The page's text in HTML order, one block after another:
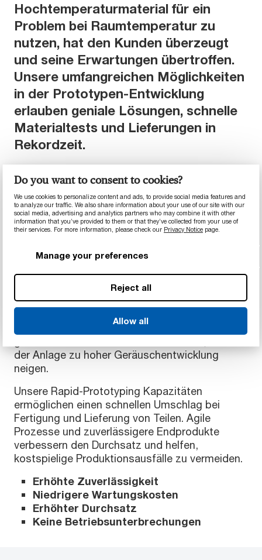
Do you want to consent to cookies?
We use cookies to personalize content and ads, to provide social media features and
to analyze our traffic. We also share information about your use of our site with our
social media, advertising and analytics partners who may combine it with other
information that you’ve provided to them or that they’ve collected from your use of
their services. For more information, please check our Privacy Notice page.
Manage your preferences
Reject all
Allow all
Hochtemperaturmaterial für ein
Problem bei Raumtemperatur zu
nutzen, hat den Kunden überzeugt
und seine Erwartungen übertroffen.
Unsere umfangreichen Möglichkeiten
in der Prototypen-Entwicklung
erlauben geniale Lösungen, schnelle
Materialtests und Lieferungen in
Rekordzeit.
Ergebnisse
Schnellere Herstellung und erhöhter
Duratron™PAI Kunststoff bietet hohe
Stoßfestigkeit und ausgezeichnete
Verschleißfestigkeit – beides sowohl bei
Zimmertemperatur als auch bei extremer Hitze.
™
bietet es eine kostengünstige Wartung und
der Anlage zu hoher Geräuschentwicklung
neigen.
Unsere Rapid-Prototyping Kapazitäten
ermöglichen einen schnellen Umschlag bei
Fertigung und Lieferung von Teilen. Agile
Prozesse und zuverlässigere Endprodukte
verbessern den Durchsatz und helfen,
kostspielige Produktionsausfälle zu vermeiden.
Erhöhte Zuverlässigkeit
Niedrigere Wartungskosten
Erhöhter Durchsatz
Keine Betriebsunterbrechungen